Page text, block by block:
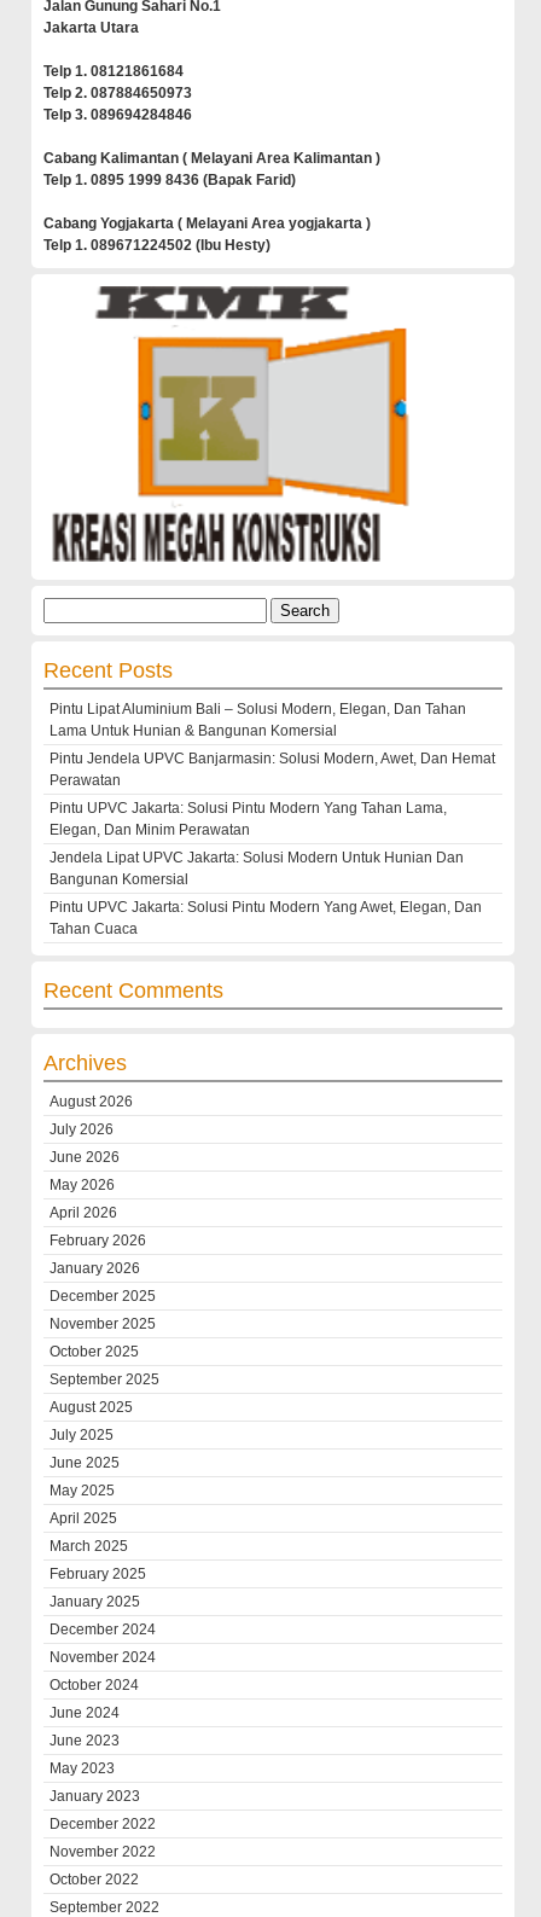
Jalan Gunung Sahari No.1
Jakarta Utara
Telp 1. 08121861684
Telp 2. 087884650973
Telp 3. 089694284846
Cabang Kalimantan ( Melayani Area Kalimantan )
Telp 1. 0895 1999 8436 (Bapak Farid)
Cabang Yogjakarta ( Melayani Area yogjakarta )
Telp 1. 089671224502 (Ibu Hesty)
for:
Recent Posts
Pintu Lipat Aluminium Bali – Solusi Modern, Elegan, Dan Tahan
Lama Untuk Hunian & Bangunan Komersial
Pintu Jendela UPVC Banjarmasin: Solusi Modern, Awet, Dan Hemat
Perawatan
Pintu UPVC Jakarta: Solusi Pintu Modern Yang Tahan Lama,
Elegan, Dan Minim Perawatan
Jendela Lipat UPVC Jakarta: Solusi Modern Untuk Hunian Dan
Bangunan Komersial
Pintu UPVC Jakarta: Solusi Pintu Modern Yang Awet, Elegan, Dan
Tahan Cuaca
Recent Comments
Archives
August 2026
July 2026
June 2026
May 2026
April 2026
February 2026
January 2026
December 2025
November 2025
October 2025
September 2025
August 2025
July 2025
June 2025
May 2025
April 2025
March 2025
February 2025
January 2025
December 2024
November 2024
October 2024
June 2024
June 2023
May 2023
January 2023
December 2022
November 2022
October 2022
September 2022